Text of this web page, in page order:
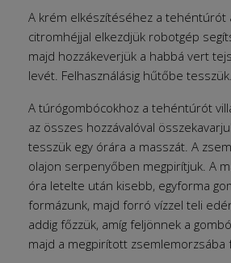
A krém elkészítéséhez a tehéntúrót
citromhéjjal elkezdjük robotgép
majd hozzákeverjük a habbá vert
levét. Felhasználásig hűtőbe tesszük.
A túrógombócokhoz a tehéntúrót
az összes hozzávalóval
tesszük egy órára a masszát. A
olajon serpenyőben megpirítjuk. A
óra letelte után kisebb, egyforma
formázunk, majd forró vízzel teli
addig főzzük, amíg feljönnek a
majd a megpirított zsemlemorzsába